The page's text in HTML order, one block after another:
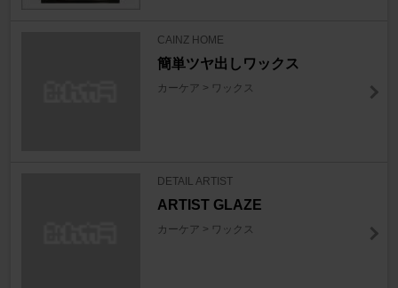
CAINZ HOME
簡単ツヤ出しワックス
カーケア > ワックス
DETAIL ARTIST
ARTIST GLAZE
カーケア > ワックス